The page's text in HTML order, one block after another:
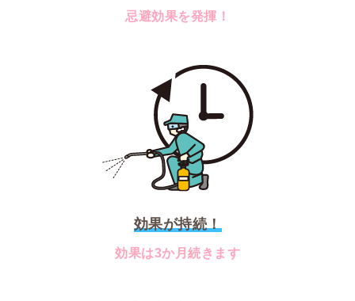
忌避効果を発揮！
効果が持続！
効果は3か月続きます